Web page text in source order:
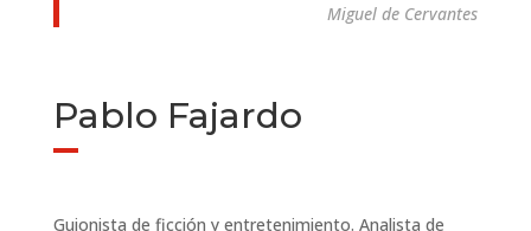
Miguel de Cervantes
Pablo Fajardo
Guionista de ficción y entretenimiento. Analista de